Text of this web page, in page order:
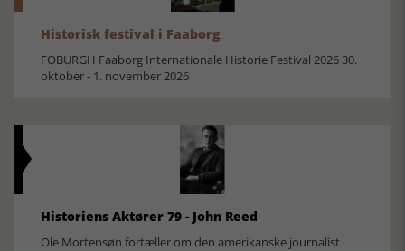
Historisk festival i Faaborg
FOBURGH Faaborg Internationale Historie Festival 2026 30.
oktober - 1. november 2026
Historiens Aktører 79 - John Reed
Ole Mortensøn fortæller om den amerikanske journalist